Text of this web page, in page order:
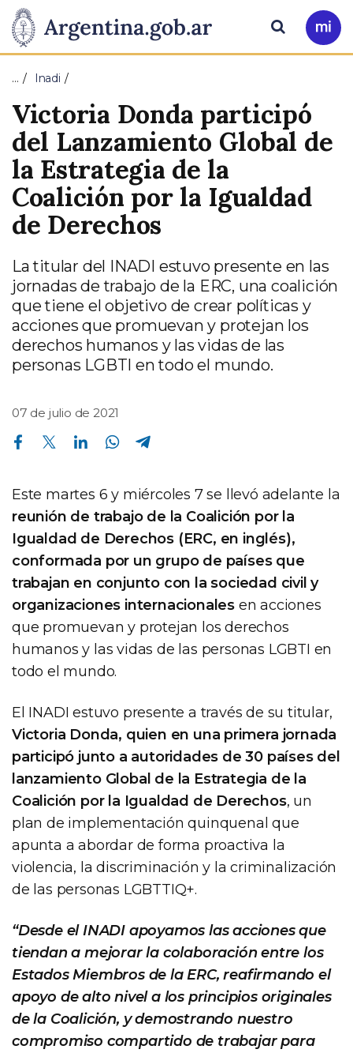
Presidencia
de
la
Nación
Pasar al contenido principal
Ir
a
Buscar
… Inadi
Victoria Donda participó
del Lanzamiento Global de
la Estrategia de la
Coalición por la Igualdad
de Derechos
La titular del INADI estuvo presente en las
jornadas de trabajo de la ERC, una coalición
que tiene el objetivo de crear políticas y
acciones que promuevan y protejan los
derechos humanos y las vidas de las
personas LGBTI en todo el mundo.
07 de julio de 2021
Compartir en Facebook Compartir en Twitter Compartir en Linkedin Compartir en Whatsapp
Este martes 6 y miércoles 7 se llevó adelante la
reunión de trabajo de la Coalición por la
Igualdad de Derechos (ERC, en inglés),
conformada por un grupo de países que
trabajan en conjunto con la sociedad civil y
organizaciones internacionales en acciones
que promuevan y protejan los derechos
humanos y las vidas de las personas LGBTI en
todo el mundo.
El INADI estuvo presente a través de su titular,
Victoria Donda, quien en una primera jornada
participó junto a autoridades de 30 países del
lanzamiento Global de la Estrategia de la
Coalición por la Igualdad de Derechos, un
plan de implementación quinquenal que
apunta a abordar de forma proactiva la
violencia, la discriminación y la criminalización
de las personas LGBTTIQ+.
“Desde el INADI apoyamos las acciones que
tiendan a mejorar la colaboración entre los
Estados Miembros de la ERC, reafirmando el
apoyo de alto nivel a los principios originales
de la Coalición, y demostrando nuestro
compromiso compartido de trabajar para